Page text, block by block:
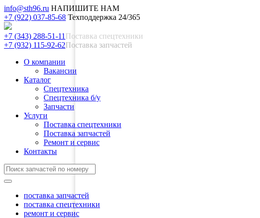
info@sth96.ru НАПИШИТЕ НАМ
+7 (922) 037-85-68 Техподдержка 24/365
+7 (343) 288-51-11 Поставка спецтехники
+7 (932) 115-92-62Поставка запчастей
О компании
Вакансии
Каталог
Спецтехника
Спецтехника б/у
Запчасти
Услуги
Поставка спецтехники
Поставка запчастей
Ремонт и сервис
Контакты
поставка запчастей
поставка спецтехники
ремонт и сервис